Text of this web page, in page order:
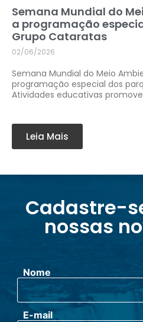
Semana Mundial do
a programação
Grupo Cataratas
02/06/2026
Semana Mundial do Meio
programação especial dos
Atividades educativas
Leia Mais
Cadastre-
nossas
Nome
E-mail